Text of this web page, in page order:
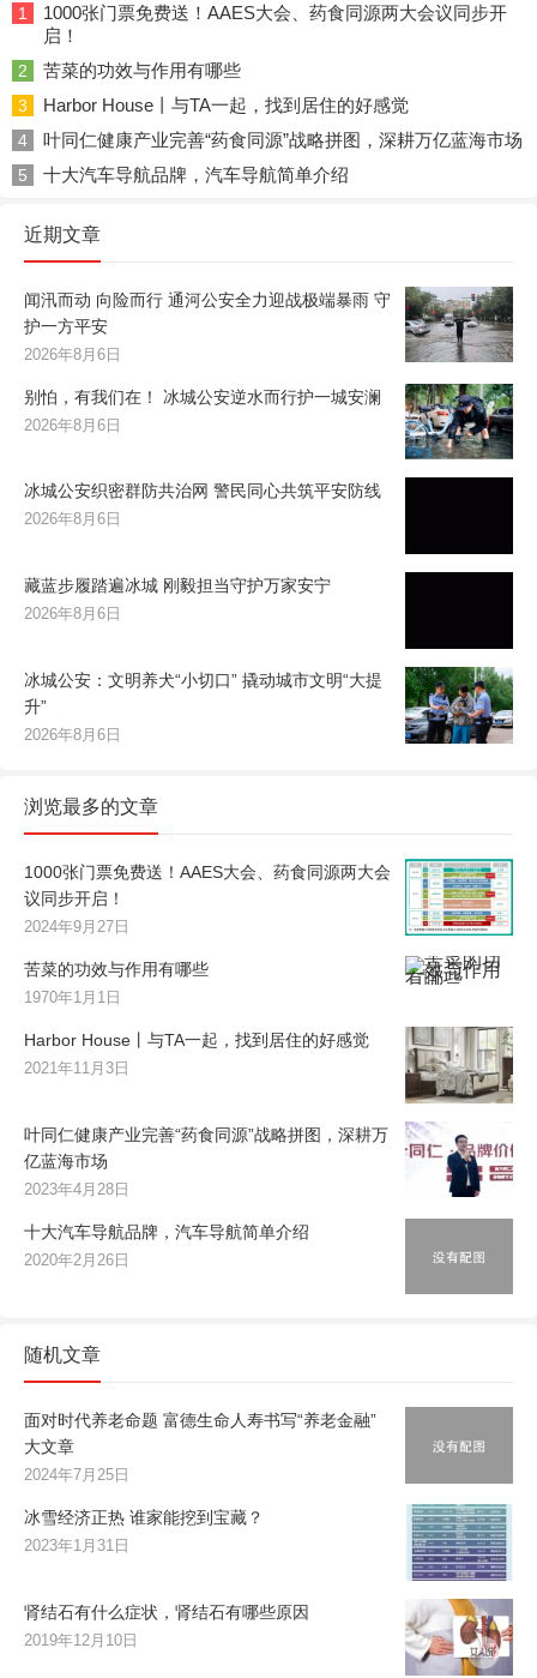
1
1000张门票免费送！AAES大会、药食同源两大会议同步开
启！
2 苦菜的功效与作用有哪些
3 Harbor House丨与TA一起，找到居住的好感觉
4 叶同仁健康产业完善“药食同源”战略拼图，深耕万亿蓝海市场
5 十大汽车导航品牌，汽车导航简单介绍
近期文章
闻汛而动 向险而行 通河公安全力迎战极端暴雨 守
护一方平安
2026年8月6日
别怕，有我们在！ 冰城公安逆水而行护一城安澜
2026年8月6日
冰城公安织密群防共治网 警民同心共筑平安防线
2026年8月6日
藏蓝步履踏遍冰城 刚毅担当守护万家安宁
2026年8月6日
冰城公安：文明养犬“小切口” 撬动城市文明“大提
升”
2026年8月6日
浏览最多的文章
1000张门票免费送！AAES大会、药食同源两大会
议同步开启！
2024年9月27日
苦菜的功效与作用有哪些
1970年1月1日
Harbor House丨与TA一起，找到居住的好感觉
2021年11月3日
叶同仁健康产业完善“药食同源”战略拼图，深耕万
亿蓝海市场
2023年4月28日
十大汽车导航品牌，汽车导航简单介绍
2020年2月26日
随机文章
面对时代养老命题 富德生命人寿书写“养老金融”
大文章
2024年7月25日
冰雪经济正热 谁家能挖到宝藏？
2023年1月31日
肾结石有什么症状，肾结石有哪些原因
2019年12月10日